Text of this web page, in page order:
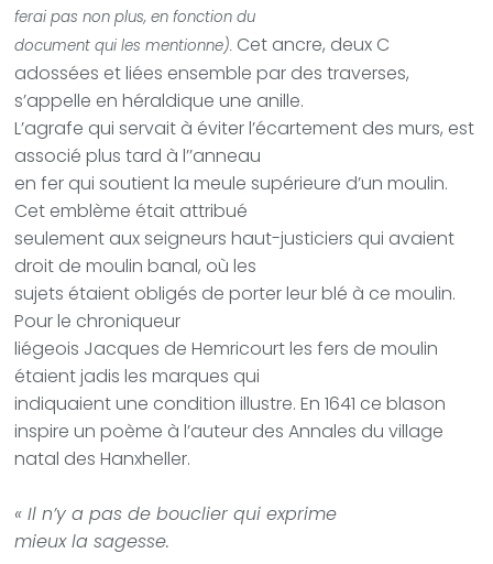
ferai pas non plus, en fonction du
document qui les mentionne). Cet ancre, deux C
adossées et liées ensemble par des traverses,
s’appelle en héraldique une anille.
L’agrafe qui servait à éviter l’écartement des murs, est
associé plus tard à l’’anneau
en fer qui soutient la meule supérieure d’un moulin.
Cet emblème était attribué
seulement aux seigneurs haut-justiciers qui avaient
droit de moulin banal, où les
sujets étaient obligés de porter leur blé à ce moulin.
Pour le chroniqueur
liégeois Jacques de Hemricourt les fers de moulin
étaient jadis les marques qui
indiquaient une condition illustre. En 1641 ce blason
inspire un poème à l’auteur des Annales du village
natal des Hanxheller.
« Il n’y a pas de bouclier qui exprime
mieux la sagesse.